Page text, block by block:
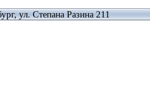
ул. Степана Разина 211